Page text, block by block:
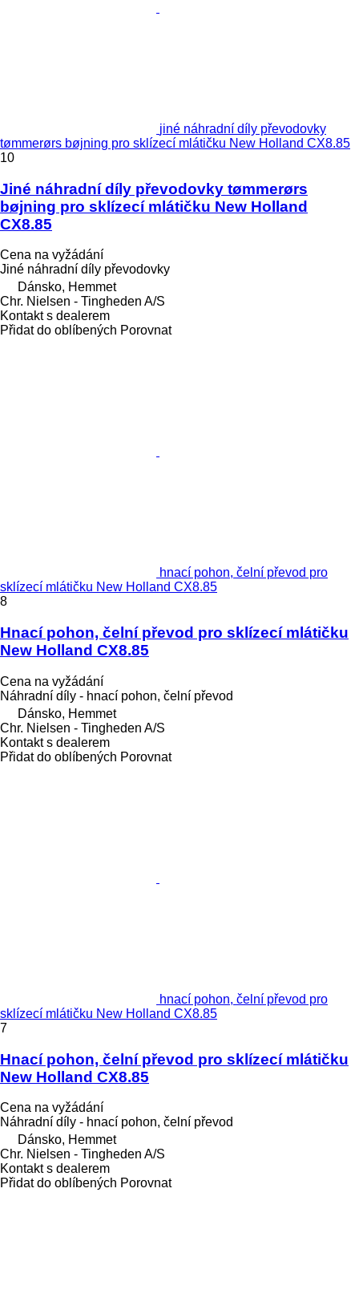
jiné náhradní díly převodovky
tømmerørs bøjning pro sklízecí mlátičku New Holland CX8.85
10
Jiné náhradní díly převodovky tømmerørs
bøjning pro sklízecí mlátičku New Holland
CX8.85
Cena na vyžádání
Jiné náhradní díly převodovky
Dánsko, Hemmet
Chr. Nielsen - Tingheden A/S
Kontakt s dealerem
Přidat do oblíbených Porovnat
hnací pohon, čelní převod pro
sklízecí mlátičku New Holland CX8.85
8
Hnací pohon, čelní převod pro sklízecí mlátičku
New Holland CX8.85
Cena na vyžádání
Náhradní díly - hnací pohon, čelní převod
Dánsko, Hemmet
Chr. Nielsen - Tingheden A/S
Kontakt s dealerem
Přidat do oblíbených Porovnat
hnací pohon, čelní převod pro
sklízecí mlátičku New Holland CX8.85
7
Hnací pohon, čelní převod pro sklízecí mlátičku
New Holland CX8.85
Cena na vyžádání
Náhradní díly - hnací pohon, čelní převod
Dánsko, Hemmet
Chr. Nielsen - Tingheden A/S
Kontakt s dealerem
Přidat do oblíbených Porovnat